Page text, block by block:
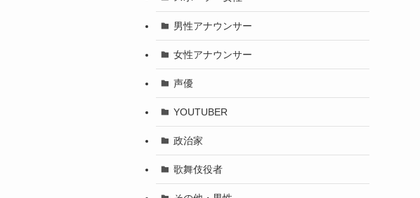
男性アナウンサー
女性アナウンサー
声優
YOUTUBER
政治家
歌舞伎役者